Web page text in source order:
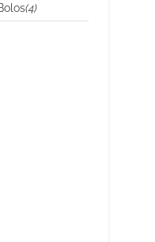
(4)